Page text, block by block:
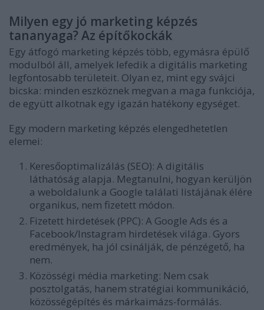
Milyen egy jó marketing képzés
tananyaga? Az építőkockák
Egy átfogó marketing képzés több, egymásra épülő
modulból áll, amelyek lefedik a digitális marketing
legfontosabb területeit. Olyan ez, mint egy svájci
bicska: minden eszköznek megvan a maga funkciója,
de együtt alkotnak egy igazán hatékony egységet.
Egy modern marketing képzés elengedhetetlen
elemei:
Keresőoptimalizálás (SEO): A digitális
láthatóság alapja. Megtanulni, hogyan kerüljön
a weboldalunk a Google találati listájának élére
organikus, nem fizetett módon.
Fizetett hirdetések (PPC): A Google Ads és a
Facebook/Instagram hirdetések világa. Gyors
eredmények, ha jól csinálják, de pénzégető, ha
nem.
Közösségi média marketing: Nem csak
posztolgatás, hanem stratégiai kommunikáció,
közösségépítés és márkaimázs-formálás.